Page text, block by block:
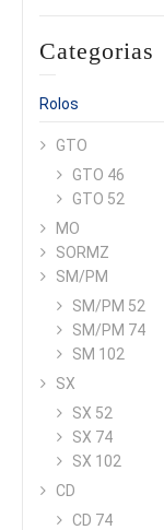
Categorias
Rolos
GTO
GTO 46
GTO 52
MO
SORMZ
SM/PM
SM/PM 52
SM/PM 74
SM 102
SX
SX 52
SX 74
SX 102
CD
CD 74